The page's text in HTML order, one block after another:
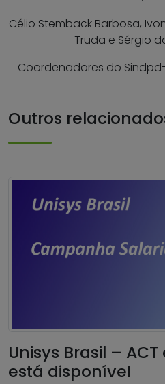
Célio Stemback Barbosa,
Truda e Sérgio
Coordenadores do
Outros
Unisys Brasil –
está disponível